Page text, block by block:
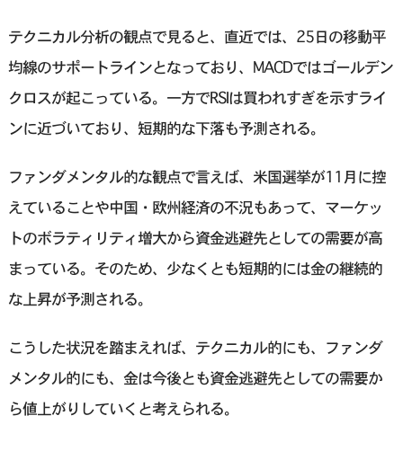
テクニカル分析の観点で見ると、直近では、25日の移動平
均線のサポートラインとなっており、MACDではゴールデン
クロスが起こっている。一方でRSIは買われすぎを示すライ
ンに近づいており、短期的な下落も予測される。
ファンダメンタル的な観点で言えば、米国選挙が11月に控
えていることや中国・欧州経済の不況もあって、マーケッ
トのボラティリティ増大から資金逃避先としての需要が高
まっている。そのため、少なくとも短期的には金の継続的
な上昇が予測される。
こうした状況を踏まえれば、テクニカル的にも、ファンダ
メンタル的にも、金は今後とも資金逃避先としての需要か
ら値上がりしていくと考えられる。